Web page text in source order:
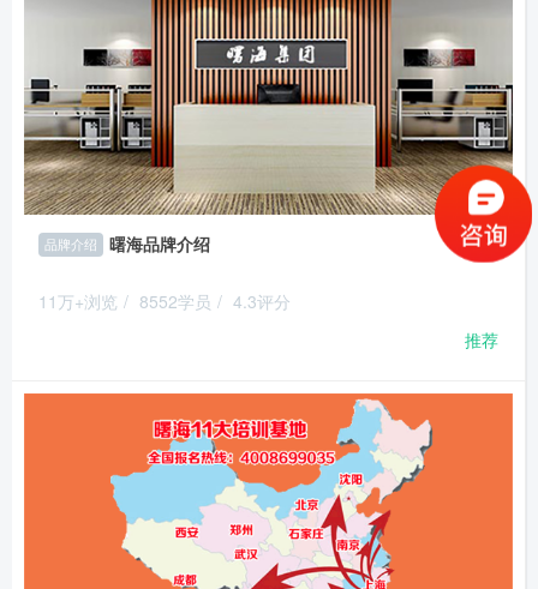
品牌介绍 曙海品牌介绍
11万+浏览 / 8552学员 / 4.3评分
推荐